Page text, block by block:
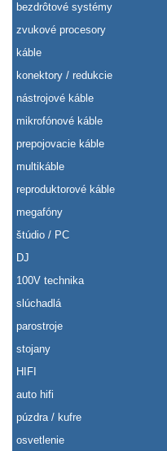
bezdrôtové systémy
zvukové procesory
káble
konektory / redukcie
nástrojové káble
mikrofónové káble
prepojovacie káble
multikáble
reproduktorové káble
megafóny
štúdio / PC
DJ
100V technika
slúchadlá
parostroje
stojany
HIFI
auto hifi
púzdra / kufre
osvetlenie